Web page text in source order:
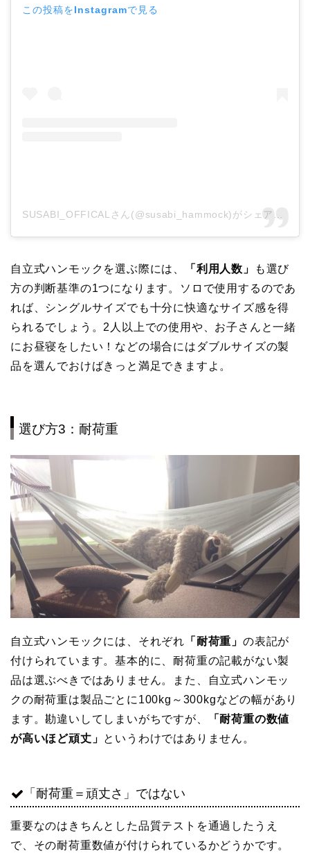
この投稿をInstagramで見る
自立式ハンモックを選ぶ際には、 「利用人数」
も選び
方の判断基準の1つになります。ソロで使用するのであ
れば、シングルサイズでも十分に快適なサイズ感を得
られるでしょう。2人以上での使用や、お子さんと一緒
にお昼寝をしたい！などの場合にはダブルサイズの製
品を選んでおけばきっと満足できますよ。
選び方3：耐荷重
自立式ハンモックには、それぞれ 「耐荷重」 の表記が
付けられています。基本的に、耐荷重の記載がない製
品は選ぶべきではありません。また、自立式ハンモッ
クの耐荷重は製品ごとに100kg～300kgなどの幅があり
ます。勘違いしてしまいがちですが、
「耐荷重の数値
が高いほど頑丈」 というわけではありません。
「耐荷重＝頑丈さ」ではない
重要なのはきちんとした品質テストを通過したうえ
で、その耐荷重数値が付けられているかどうかです。